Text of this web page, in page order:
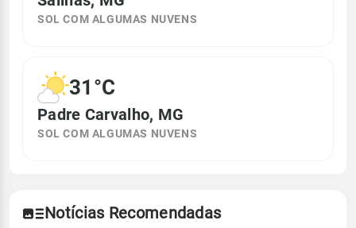
SOL COM ALGUMAS NUVENS
31°C
Padre Carvalho, MG
SOL COM ALGUMAS NUVENS
Notícias Recomendadas